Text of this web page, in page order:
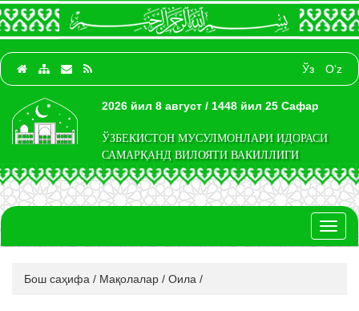
Ўз O‘z
2026 йил 8 август / 1448 йил 25 Сафар
ЎЗБЕКИСТОН МУСУЛМОНЛАРИ ИДОРАСИ
САМАРҚАНД ВИЛОЯТИ ВАКИЛЛИГИ
Бош саҳифа / Мақолалар / Оила /